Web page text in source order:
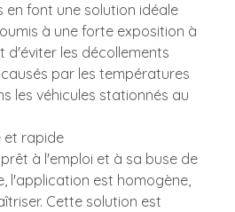
font une solution idéale
à une forte exposition à
d'éviter les décollements
par les températures
les véhicules stationnés au
et rapide
à l'emploi et à sa buse de
l'application est homogène,
Cette solution est